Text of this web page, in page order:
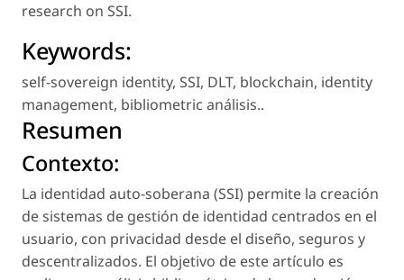
research on SSI.
Keywords:
self-sovereign identity, SSI, DLT, blockchain, identity
management, bibliometric análisis..
Resumen
Contexto:
La identidad auto-soberana (SSI) permite la creación
de sistemas de gestión de identidad centrados en el
usuario, con privacidad desde el diseño, seguros y
descentralizados. El objetivo de este artículo es